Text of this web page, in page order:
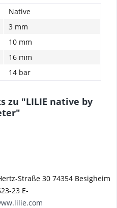
Native
3 mm
10 mm
16 mm
14 bar
zu "LILIE native by
Straße 30 74354 Besigheim
23 E-